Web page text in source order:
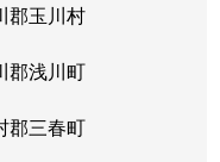
郡玉川村
郡浅川町
郡三春町